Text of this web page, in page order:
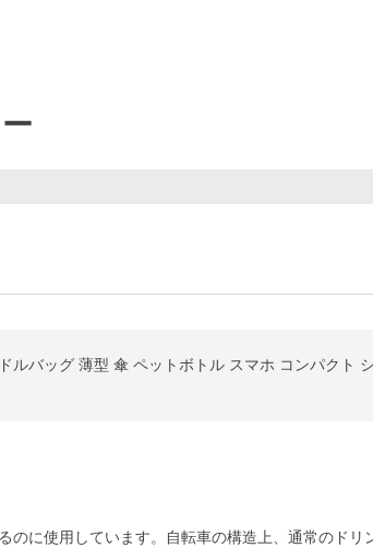
ルバッグ 薄型 傘 ペットボトル スマホ コンパクト
のに使用しています。自転車の構造上、通常のドリ